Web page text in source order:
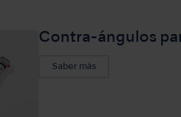
Contra-ángulos
Saber más